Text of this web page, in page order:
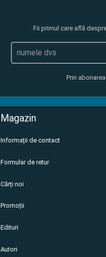
Fii primul care află
Prin
Magazin
Informații de contact
Formular de retur
Cărți noi
Promoții
Edituri
Autori